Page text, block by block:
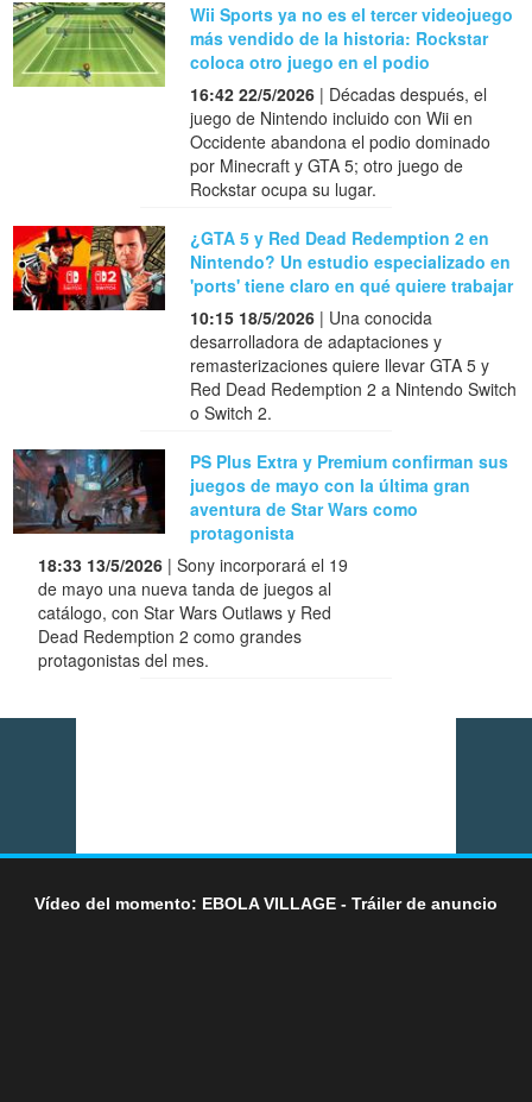
Wii Sports ya no es el tercer videojuego
más vendido de la historia: Rockstar
coloca otro juego en el podio
16:42 22/5/2026 | Décadas después, el
juego de Nintendo incluido con Wii en
Occidente abandona el podio dominado
por Minecraft y GTA 5; otro juego de
Rockstar ocupa su lugar.
¿GTA 5 y Red Dead Redemption 2 en
Nintendo? Un estudio especializado en
'ports' tiene claro en qué quiere trabajar
10:15 18/5/2026 | Una conocida
desarrolladora de adaptaciones y
remasterizaciones quiere llevar GTA 5 y
Red Dead Redemption 2 a Nintendo Switch
o Switch 2.
PS Plus Extra y Premium confirman sus
juegos de mayo con la última gran
aventura de Star Wars como
protagonista
18:33 13/5/2026 | Sony incorporará el 19
de mayo una nueva tanda de juegos al
catálogo, con Star Wars Outlaws y Red
Dead Redemption 2 como grandes
protagonistas del mes.
Vídeo del momento: EBOLA VILLAGE - Tráiler de anuncio